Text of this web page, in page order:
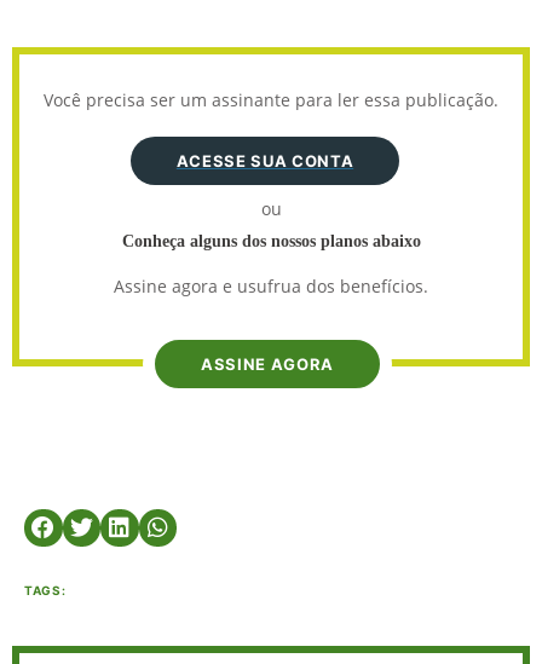
Você precisa ser um assinante para ler essa publicação.
ACESSE SUA CONTA
ou
Conheça alguns dos nossos planos abaixo
Assine agora e usufrua dos benefícios.
ASSINE AGORA
TAGS: